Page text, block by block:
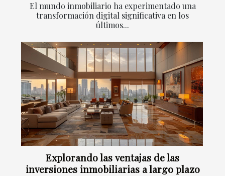
El mundo inmobiliario ha experimentado una
transformación digital significativa en los
últimos...
Explorando las ventajas de las
inversiones inmobiliarias a largo plazo